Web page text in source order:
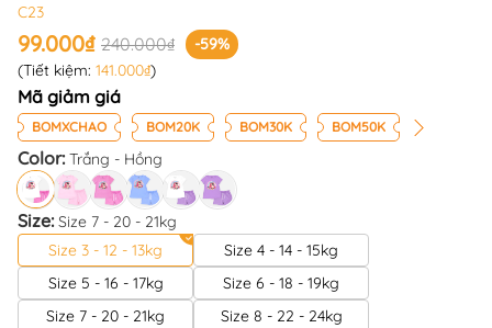
C23
99.000₫ 240.000₫
-59%
(Tiết kiệm: 141.000₫)
Mã giảm giá
BOMXCHAO BOM20K BOM30K BOM50K
Color:Trắng - Hồng
Size:Size 7 - 20 - 21kg
Size 3 - 12 - 13kg
Size 4 - 14 - 15kg
Size 5 - 16 - 17kg
Size 6 - 18 - 19kg
Size 7 - 20 - 21kg
Size 8 - 22 - 24kg